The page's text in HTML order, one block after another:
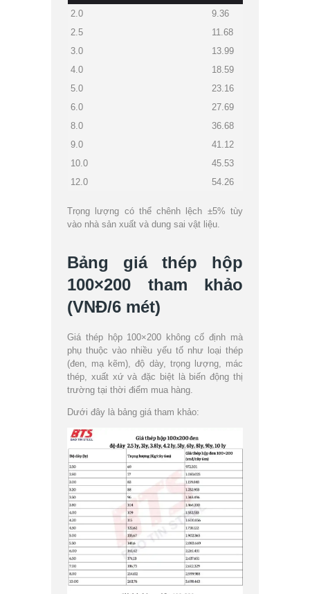
2.0
9.36
2.5
11.68
3.0
13.99
4.0
18.59
5.0
23.16
6.0
27.69
8.0
36.68
9.0
41.12
10.0
45.53
12.0
54.26
Trọng lượng có thể chênh lệch ±5% tùy
vào nhà sản xuất và dung sai vật liệu.
Bảng giá thép hộp
100×200 tham khảo
(VNĐ/6 mét)
Giá thép hộp 100×200 không cố định mà
phụ thuộc vào nhiều yếu tố như loại thép
(đen, mạ kẽm), độ dày, trọng lượng, mác
thép, xuất xứ và đặc biệt là biến động thị
trường tại thời điểm mua hàng.
Dưới đây là bảng giá tham khảo: